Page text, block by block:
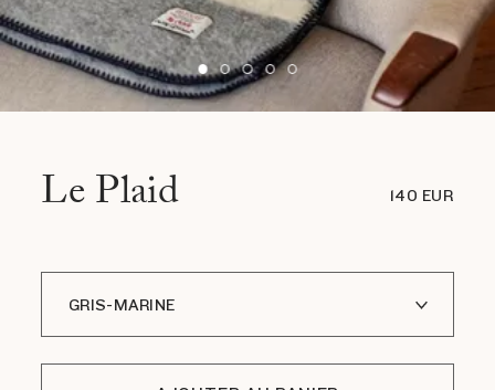
Le Plaid 140 EUR
GRIS-MARINE
CRÈME - ROUGE